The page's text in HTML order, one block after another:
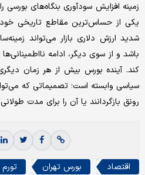
زمینه افزایش سودآوری بنگاه‌های بورسی
یکی از حساس‌ترین مقاطع تاریخی
شدید ارزش دلاری بازار می‌تواند
باشد و از سوی دیگر، ادامه
کند. آینده بورس بیش از هر زمان
سیاسی وابسته است؛ تصمیماتی که
رونق بازگردانند یا آن را برای مدت
اقتصاد بورس تهران تورم